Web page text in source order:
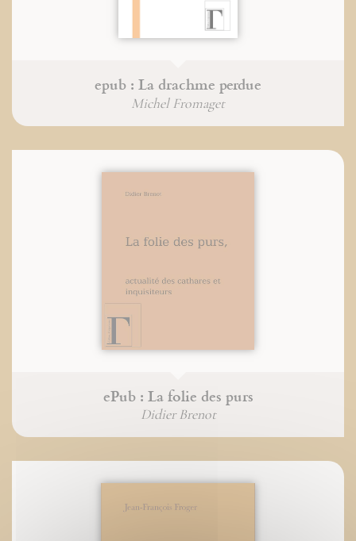
epub : La drachme perdue
Michel Fromaget
ePub : La folie des purs
Didier Brenot